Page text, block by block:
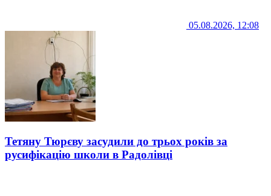
05.08.2026, 12:08
Тетяну Тюрєву засудили до трьох років за
русифікацію школи в Радолівці